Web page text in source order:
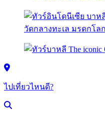
ไปเที่ยวไหนดี?